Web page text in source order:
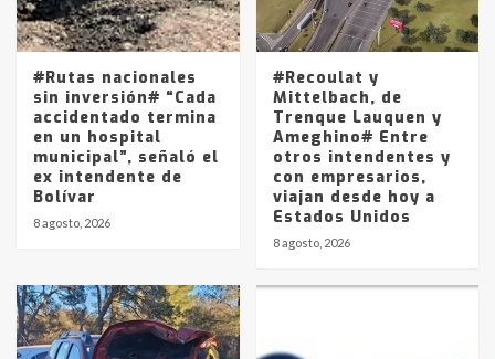
5
Los precios de los combustibles en
La Pampa, desde YPF hasta Axion
entre 857 a 1338 pesos
#Rutas nacionales
sin inversión# “Cada
accidentado termina
en un hospital
municipal”, señaló el
ex intendente de
Bolívar
8 agosto, 2026
#Recoulat y
Mittelbach, de
Trenque Lauquen y
Ameghino# Entre
otros intendentes y
con empresarios,
viajan desde hoy a
Estados Unidos
8 agosto, 2026